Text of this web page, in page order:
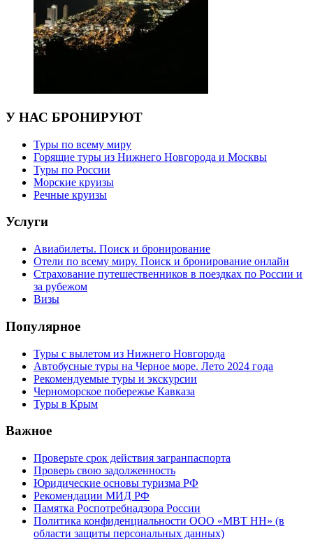
У НАС БРОНИРУЮТ
Туры по всему миру
Горящие туры из Нижнего Новгорода и Москвы
Туры по России
Морские круизы
Речные круизы
Услуги
Авиабилеты. Поиск и бронирование
Отели по всему миру. Поиск и бронирование онлайн
Страхование путешественников в поездках по России и
за рубежом
Визы
Популярное
Туры с вылетом из Нижнего Новгорода
Автобусные туры на Черное море. Лето 2024 года
Рекомендуемые туры и экскурсии
Черноморское побережье Кавказа
Туры в Крым
Важное
Проверьте срок действия загранпаспорта
Проверь свою задолженность
Юридические основы туризма РФ
Рекомендации МИД РФ
Памятка Роспотребнадзора России
Политика конфиденциальности ООО «МВТ НН» (в
области защиты персональных данных)